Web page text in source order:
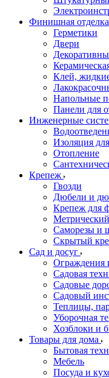
Финишная отделка
Герметики
Двери
Клей,
Напольные
Панели для
Инженерные
Изоляция
Отопление
Крепеж
Гвозди
Дюбели и
Крепеж для
Саморезы и
Скрытый
Сад и досуг
Ограждения
Садовая
Садовые
Садовый
Теплицы,
Уборочная
Хозблоки и
Товары для дома
Бытовая
Мебель
Посуда и